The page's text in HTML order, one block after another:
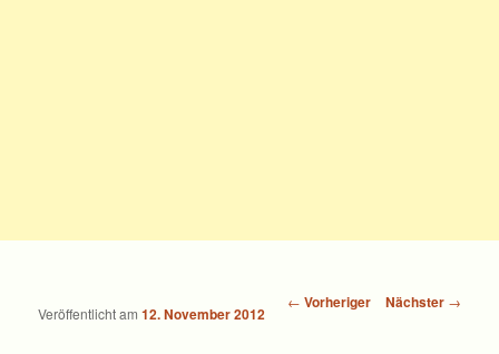
Beitragsnavigation
← Vorheriger Nächster →
Veröffentlicht am12. November 2012